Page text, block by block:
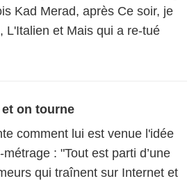
Kad Merad, après Ce soir, je
L'Italien et Mais qui a re-tué
on tourne
comment lui est venue l'idée
: "Tout est parti d’une
qui traînent sur Internet et